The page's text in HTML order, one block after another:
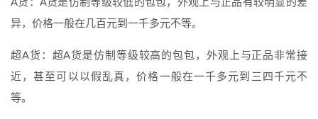
异，价格一般在几百元到一千多元不等。
超A货：超A货是仿制等级较高的包包，外观上与正品非常接
近，甚至可以以假乱真，价格一般在一千多元到三四千元不
等。